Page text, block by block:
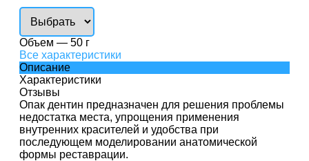
Объем — 50 г
Все характеристики
Описание
Характеристики
Отзывы
Опак дентин предназначен для решения проблемы
недостатка места, упрощения применения
внутренних красителей и удобства при
последующем моделировании анатомической
формы реставрации.